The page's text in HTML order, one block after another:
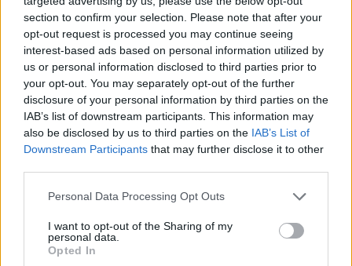
section to confirm your selection. Please note that after your
opt-out request is processed you may continue seeing
interest-based ads based on personal information utilized by
us or personal information disclosed to third parties prior to
your opt-out. You may separately opt-out of the further
disclosure of your personal information by third parties on the
IAB’s list of downstream participants. This information may
also be disclosed by us to third parties on the IAB’s List of
Downstream Participants that may further disclose it to other
Please note that this website/app uses one or more Google
not limited to your visit or usage behaviour. You may click to
grant or deny consent to Google and its third-party tags to
use your data for below specified purposes in below Google
Personal Data Processing Opt Outs
I want to opt-out of the Sharing of my
personal data.
Opted In
Σχόλια
Σχολίασε εδώ
50 /50
κυκλοφορίας στη Λαυρίου
προσέγγισε